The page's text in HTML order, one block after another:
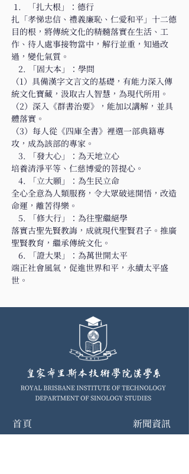
「扎大根」：德行
扎「孝悌忠信、禮義廉恥、仁愛和平」十二德
目的根，將傳統文化的精髓落實在生活、工
作、待人處事接物當中，解行並重，知過改
過，變化氣質。
2. 「固大本」：學問
（1）具備漢字文言文的基礎，有能力深入傳
統文化寶藏，汲取古人智慧，為現代所用。
（2）深入《群書治要》，能加以講解，並具
體落實。
（3）每人從《四庫全書》裡選一部典籍專
攻，成為該部的專家。
3. 「發大心」：為天地立心
培養清淨平等、仁慈博愛的菩提心。
4. 「立大願」：為生民立命
全心全意為人類服務，令大眾破迷開悟，改造
命運，離苦得樂。
5. 「修大行」：為往聖繼絕學
落實古聖先賢教誨，成就現代聖賢君子。推廣
聖賢教育，繼承傳統文化。
6. 「證大果」：為萬世開太平
端正社會風氣，促進世界和平，永續太平盛
世。
首頁
新聞資訊